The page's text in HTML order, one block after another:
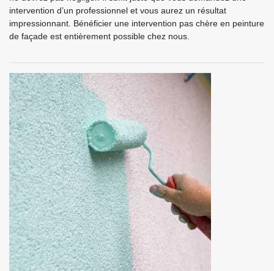
intervention d’un professionnel et vous aurez un résultat
impressionnant. Bénéficier une intervention pas chère en peinture
de façade est entièrement possible chez nous.